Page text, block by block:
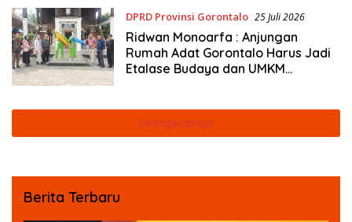
DPRD Provinsi Gorontalo 25 Juli 2026
Ridwan Monoarfa : Anjungan
Rumah Adat Gorontalo Harus Jadi
Etalase Budaya dan UMKM
Selengkapnya
Berita Terbaru